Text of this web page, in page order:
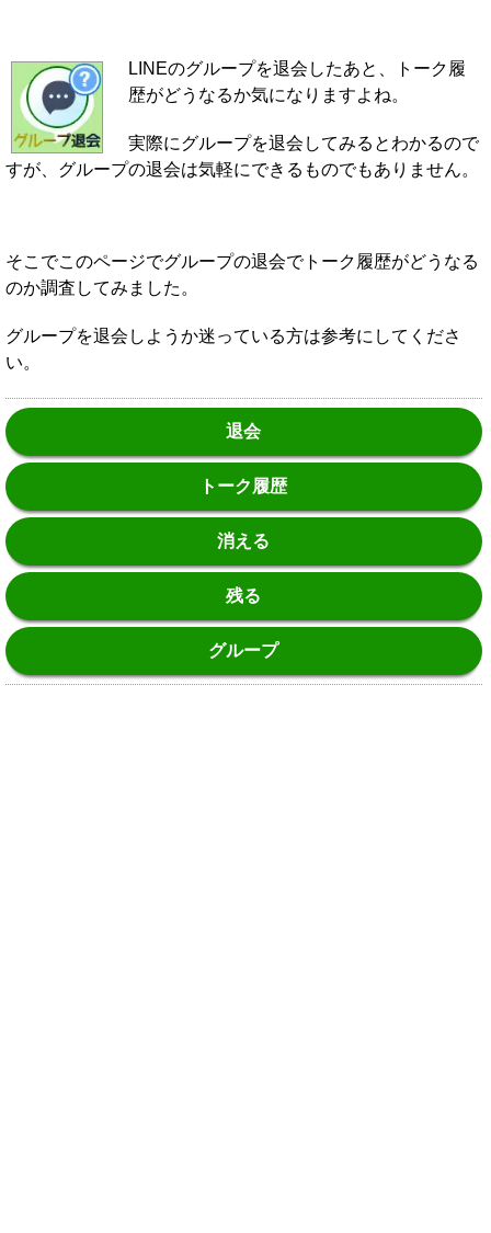
LINEのグループを退会したあと、トーク履
歴がどうなるか気になりますよね。
実際にグループを退会してみるとわかるので
すが、グループの退会は気軽にできるものでもありません。
そこでこのページでグループの退会でトーク履歴がどうなる
のか調査してみました。
グループを退会しようか迷っている方は参考にしてくださ
い。
退会
トーク履歴
消える
残る
グループ